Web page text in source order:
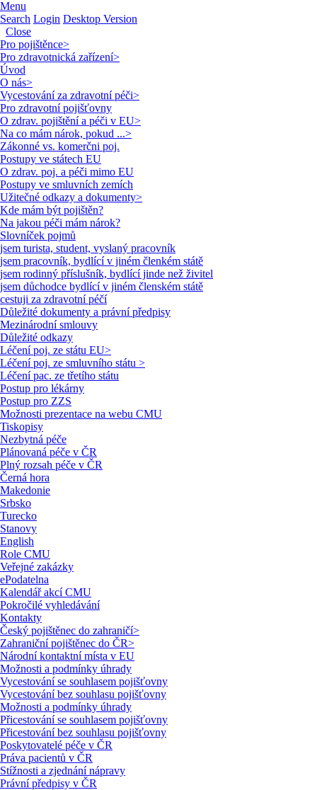
Menu
Search Login Desktop Version
Close
Pro pojištěnce>
Pro zdravotnická zařízení>
Úvod
O nás>
Vycestování za zdravotní péči>
Pro zdravotní pojišťovny
O zdrav. pojištění a péči v EU>
Na co mám nárok, pokud ...>
Zákonné vs. komerčni poj.
Postupy ve státech EU
O zdrav. poj. a péči mimo EU
Postupy ve smluvních zemích
Užitečné odkazy a dokumenty>
Kde mám být pojištěn?
Na jakou péči mám nárok?
Slovníček pojmů
jsem turista, student, vyslaný pracovník
jsem pracovník, bydlící v jiném členkém státě
jsem rodinný příslušník, bydlící jinde než živitel
jsem důchodce bydlící v jiném členském státě
cestuji za zdravotní péčí
Důležité dokumenty a právní předpisy
Mezinárodní smlouvy
Důležité odkazy
Léčení poj. ze státu EU>
Léčení poj. ze smluvního státu >
Léčení pac. ze třetího státu
Postup pro lékárny
Postup pro ZZS
Možnosti prezentace na webu CMU
Tiskopisy
Nezbytná péče
Plánovaná péče v ČR
Plný rozsah péče v ČR
Černá hora
Makedonie
Srbsko
Turecko
Stanovy
English
Role CMU
Veřejné zakázky
ePodatelna
Kalendář akcí CMU
Pokročilé vyhledávání
Kontakty
Český pojištěnec do zahraničí>
Zahraniční pojištěnec do ČR>
Národní kontaktní místa v EU
Možnosti a podmínky úhrady
Vycestování se souhlasem pojišťovny
Vycestování bez souhlasu pojišťovny
Možnosti a podmínky úhrady
Přicestování se souhlasem pojišťovny
Přicestování bez souhlasu pojišťovny
Poskytovatelé péče v ČR
Práva pacientů v ČR
Stížnosti a zjednání nápravy
Právní předpisy v ČR